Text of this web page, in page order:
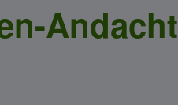
Andacht